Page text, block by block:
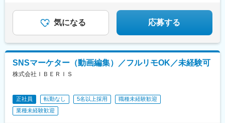
一通り駅、日吉町駅、駅前駅、名鉄名古屋駅、河内永和駅、大阪
梅田駅(阪神線)、東寺駅、阪神国道駅、西新町駅、高速神戸駅、芦
屋駅(阪神線)、西川緑道公園駅、猿猴橋町駅、高知橋駅、大手町駅
世保駅、末広町駅(東京都)、下落合駅、武蔵溝ノ口駅、なんば駅
(南海線)、長堀橋駅、天王寺駅前駅、栄駅(愛知県)、呉服町駅(福岡
県)、四宮駅、京成八幡駅
に、気軽に当店に立ち寄る方が増加中。さらなる企業拡大を目指
しています。
府中駅(東京都)、聖蹟桜ケ丘駅、上野御徒町駅、豊洲駅、二子玉川
駅、三軒茶屋駅、田園調布駅、町田駅、すずかけ台駅、溝の口
垣駅、田神駅、糸貫駅、名電各務原駅、北方真桑駅、庄内通駅、
りんくう常滑駅、大府駅、日進駅(愛知県)、刈谷駅、喜多山駅(愛
知県)、町方駅、荒子川公園駅、小牧駅、稲沢駅、新守山駅、荒子
駅、堅田駅、野洲駅、瀬田駅(滋賀県)、堺東駅、大正駅(大阪府)、
川西駅(大阪府)、河内長野駅、深江橋駅、日根野駅、堺駅、万博記
念公園駅、富木駅、池田駅(大阪府)、南ウッディタウン駅、三田駅
気になる 応募する
SNSマーケター（動画編集）／フルリモOK／未経験可
株式会社ＩＢＥＲＩＳ
正社員 転勤なし 5名以上採用
職種未経験歓迎
業種未経験歓迎